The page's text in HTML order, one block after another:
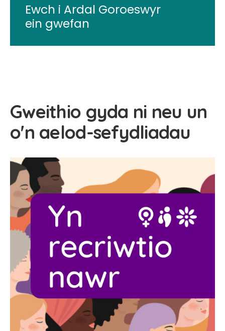
Ewch i Ardal Goroeswyr
ein gwefan
Gweithio gyda ni neu un
o'n aelod-sefydliadau